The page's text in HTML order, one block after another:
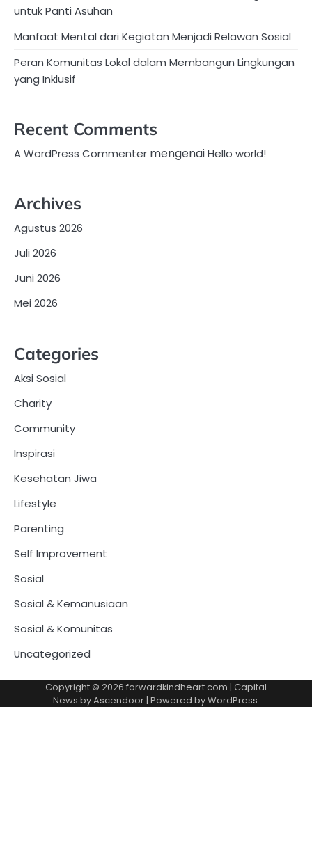
untuk Panti Asuhan
Manfaat Mental dari Kegiatan Menjadi Relawan Sosial
Peran Komunitas Lokal dalam Membangun Lingkungan
yang Inklusif
Recent Comments
A WordPress Commenter mengenaiHello world!
Archives
Agustus 2026
Juli 2026
Juni 2026
Mei 2026
Categories
Aksi Sosial
Charity
Community
Inspirasi
Kesehatan Jiwa
Lifestyle
Parenting
Self Improvement
Sosial
Sosial & Kemanusiaan
Sosial & Komunitas
Uncategorized
Copyright © 2026 forwardkindheart.com | Capital
News byAscendoor| Powered byWordPress.